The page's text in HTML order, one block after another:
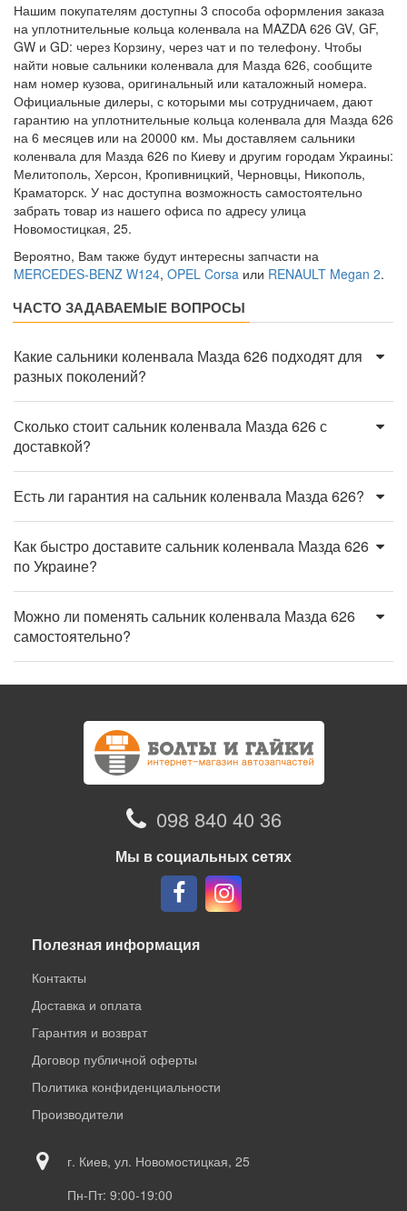
Нашим покупателям доступны 3 способа оформления заказа
на уплотнительные кольца коленвала на MAZDA 626 GV, GF,
GW и GD: через Корзину, через чат и по телефону. Чтобы
найти новые сальники коленвала для Мазда 626, сообщите
нам номер кузова, оригинальный или каталожный номера.
Официальные дилеры, с которыми мы сотрудничаем, дают
гарантию на уплотнительные кольца коленвала для Мазда 626
на 6 месяцев или на 20000 км. Мы доставляем сальники
коленвала для Мазда 626 по Киеву и другим городам Украины:
Мелитополь, Херсон, Кропивницкий, Черновцы, Никополь,
Краматорск. У нас доступна возможность самостоятельно
забрать товар из нашего офиса по адресу улица
Новомостицкая, 25.
Вероятно, Вам также будут интересны запчасти на
MERCEDES-BENZ W124, OPEL Corsa или RENAULT Megan 2.
ЧАСТО ЗАДАВАЕМЫЕ ВОПРОСЫ
Какие сальники коленвала Мазда 626 подходят для
разных поколений?
Сколько стоит сальник коленвала Мазда 626 с
доставкой?
Есть ли гарантия на сальник коленвала Мазда 626?
Как быстро доставите сальник коленвала Мазда 626
по Украине?
Можно ли поменять сальник коленвала Мазда 626
самостоятельно?
098 840 40 36
Мы в социальных сетях
Полезная информация
Контакты
Доставка и оплата
Гарантия и возврат
Договор публичной оферты
Политика конфиденциальности
Производители
г. Киев, ул. Новомостицкая, 25
Пн-Пт: 9:00-19:00